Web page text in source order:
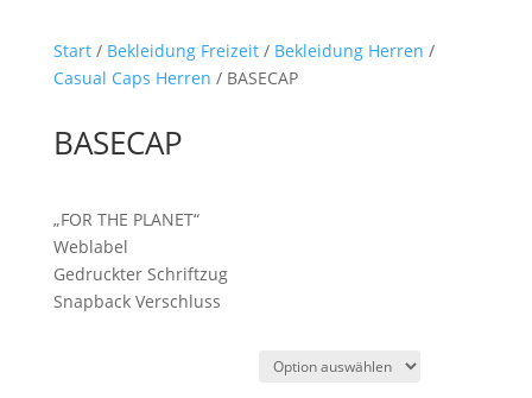
Start/ Bekleidung Freizeit/ Bekleidung Herren /
Casual Caps Herren / BASECAP
BASECAP
„FOR THE PLANET“
Weblabel
Gedruckter Schriftzug
Snapback Verschluss